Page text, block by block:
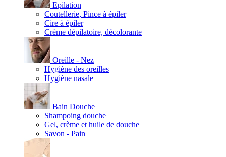
Epilation
Coutellerie, Pince à épiler
Cire à épiler
Crème dépilatoire, décolorante
Oreille - Nez
Hygiène des oreilles
Hygiène nasale
Bain Douche
Shampoing douche
Gel, crème et huile de douche
Savon - Pain